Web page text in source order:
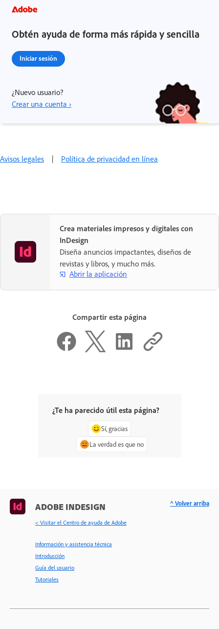
Obtén ayuda de forma más rápida y sencilla
Iniciar sesión
¿Nuevo usuario?
Crear una cuenta ›
Avisos legales | Política de privacidad en línea
Crea materiales impresos y digitales con
InDesign
Diseña anuncios impactantes, diseños de
revistas y libros, y mucho más.
Abrir la aplicación
Compartir esta página
¿Te ha parecido útil esta página?
Sí, gracias
La verdad es que no
ADOBE INDESIGN
< Visitar el Centro de ayuda de Adobe
Información y asistencia técnica
Introducción
Guía del usuario
Tutoriales
^ Volver arriba